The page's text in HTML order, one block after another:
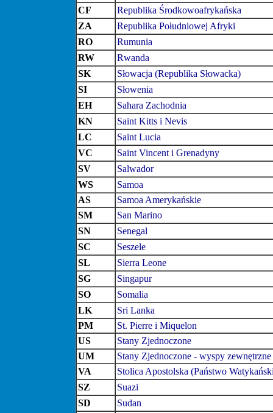
CF
Republika Środkowoafrykańska
ZA
Republika Południowej Afryki
RO
Rumunia
RW
Rwanda
SK
Słowacja (Republika Słowacka)
SI
Słowenia
EH
Sahara Zachodnia
KN
Saint Kitts i Nevis
LC
Saint Lucia
VC
Saint Vincent i Grenadyny
SV
Salwador
WS
Samoa
AS
Samoa Amerykańskie
SM
San Marino
SN
Senegal
SC
Seszele
SL
Sierra Leone
SG
Singapur
SO
Somalia
LK
Sri Lanka
PM
St. Pierre i Miquelon
US
Stany Zjednoczone
UM
Stany Zjednoczone - wyspy zewnętrzne
VA
Stolica Apostolska (Państwo
SZ
Suazi
SD
Sudan